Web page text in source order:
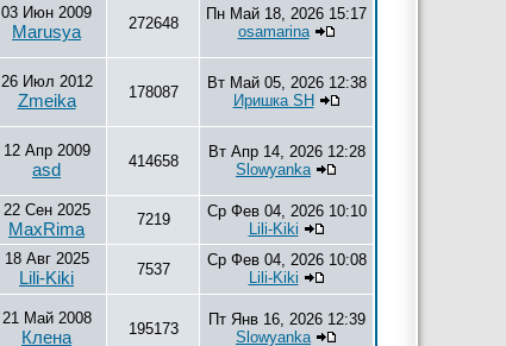
03 Июн 2009
Marusya 272648
Пн Май 18, 2026 15:17
osamarina
26 Июл 2012
Zmeika 178087
Вт Май 05, 2026 12:38
Иришка SH
12 Апр 2009
asd 414658
Вт Апр 14, 2026 12:28
Slowyanka
22 Сен 2025
MaxRima 7219
Ср Фев 04, 2026 10:10
Lili-Kiki
18 Авг 2025
Lili-Kiki 7537
Ср Фев 04, 2026 10:08
Lili-Kiki
21 Май 2008
Клена 195173
Пт Янв 16, 2026 12:39
Slowyanka